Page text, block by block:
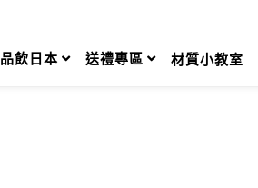
品飲日本 送禮專區 材質小教室